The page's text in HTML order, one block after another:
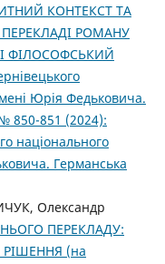
КОНТЕКСТ ТА
РОМАНУ
І ФІЛОСОФСЬКИЙ
Юрія Федьковича.
850-851 (2024):
національного
Германська
Олександр
ПЕРЕКЛАДУ:
РІШЕННЯ (на